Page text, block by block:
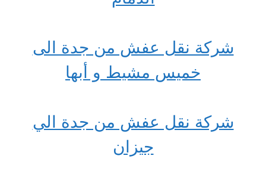
شركة نقل عفش من جدة الى
خميس مشيط و أبها
شركة نقل عفش من جدة الي
جيزان